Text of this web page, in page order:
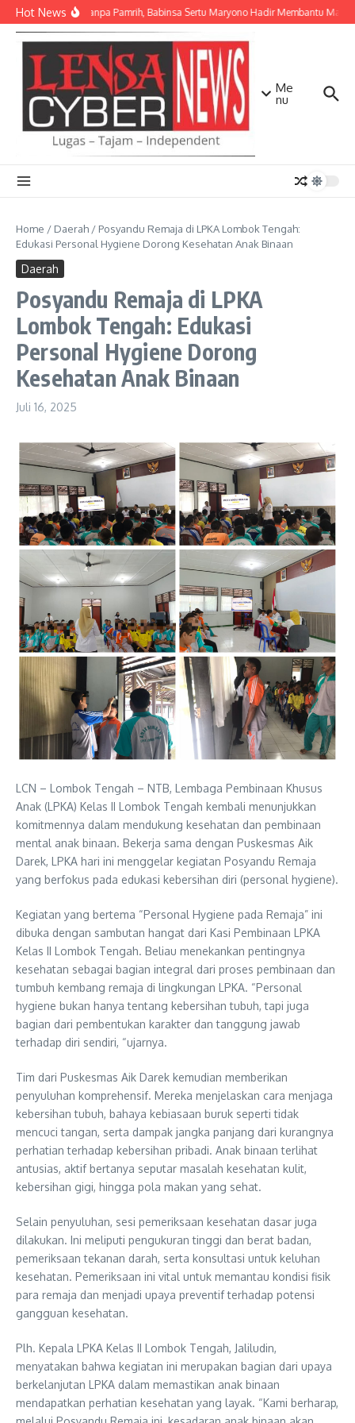
Lewati ke konten
Hot NewsIkhlas Tanpa Pamrih, Babinsa Sertu Maryono Hadir Membantu
Me
nu
Home / Daerah / Posyandu Remaja di LPKA Lombok Tengah:
Edukasi Personal Hygiene Dorong Kesehatan Anak Binaan
Daerah
Posyandu Remaja di LPKA
Lombok Tengah: Edukasi
Personal Hygiene Dorong
Kesehatan Anak Binaan
Juli 16, 2025
LCN – Lombok Tengah – NTB, Lembaga Pembinaan Khusus
Anak (LPKA) Kelas II Lombok Tengah kembali menunjukkan
komitmennya dalam mendukung kesehatan dan pembinaan
mental anak binaan. Bekerja sama dengan Puskesmas Aik
Darek, LPKA hari ini menggelar kegiatan Posyandu Remaja
yang berfokus pada edukasi kebersihan diri (personal hygiene).
Kegiatan yang bertema “Personal Hygiene pada Remaja” ini
dibuka dengan sambutan hangat dari Kasi Pembinaan LPKA
Kelas II Lombok Tengah. Beliau menekankan pentingnya
kesehatan sebagai bagian integral dari proses pembinaan dan
tumbuh kembang remaja di lingkungan LPKA. “Personal
hygiene bukan hanya tentang kebersihan tubuh, tapi juga
bagian dari pembentukan karakter dan tanggung jawab
terhadap diri sendiri, “ujarnya.
Tim dari Puskesmas Aik Darek kemudian memberikan
penyuluhan komprehensif. Mereka menjelaskan cara menjaga
kebersihan tubuh, bahaya kebiasaan buruk seperti tidak
mencuci tangan, serta dampak jangka panjang dari kurangnya
perhatian terhadap kebersihan pribadi. Anak binaan terlihat
antusias, aktif bertanya seputar masalah kesehatan kulit,
kebersihan gigi, hingga pola makan yang sehat.
Selain penyuluhan, sesi pemeriksaan kesehatan dasar juga
dilakukan. Ini meliputi pengukuran tinggi dan berat badan,
pemeriksaan tekanan darah, serta konsultasi untuk keluhan
kesehatan. Pemeriksaan ini vital untuk memantau kondisi fisik
para remaja dan menjadi upaya preventif terhadap potensi
gangguan kesehatan.
Plh. Kepala LPKA Kelas II Lombok Tengah, Jaliludin,
menyatakan bahwa kegiatan ini merupakan bagian dari upaya
berkelanjutan LPKA dalam memastikan anak binaan
mendapatkan perhatian kesehatan yang layak. “Kami berharap,